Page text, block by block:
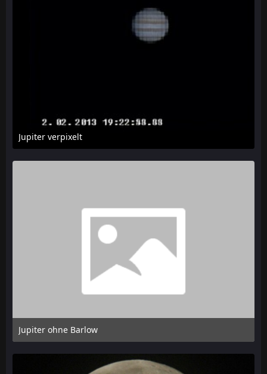
Jupiter verpixelt
6. Februar 2013 um 15:30
Jupiter ohne Barlow
4. Februar 2013 um 17:38